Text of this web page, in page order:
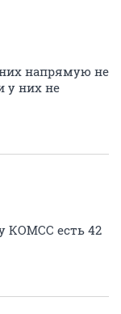
напрямую не
у них не
КОМСС есть 42